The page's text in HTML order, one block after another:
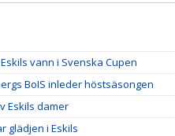
vann i Svenska Cupen
BoIS inleder höstsäsongen
Eskils damer
glädjen i Eskils